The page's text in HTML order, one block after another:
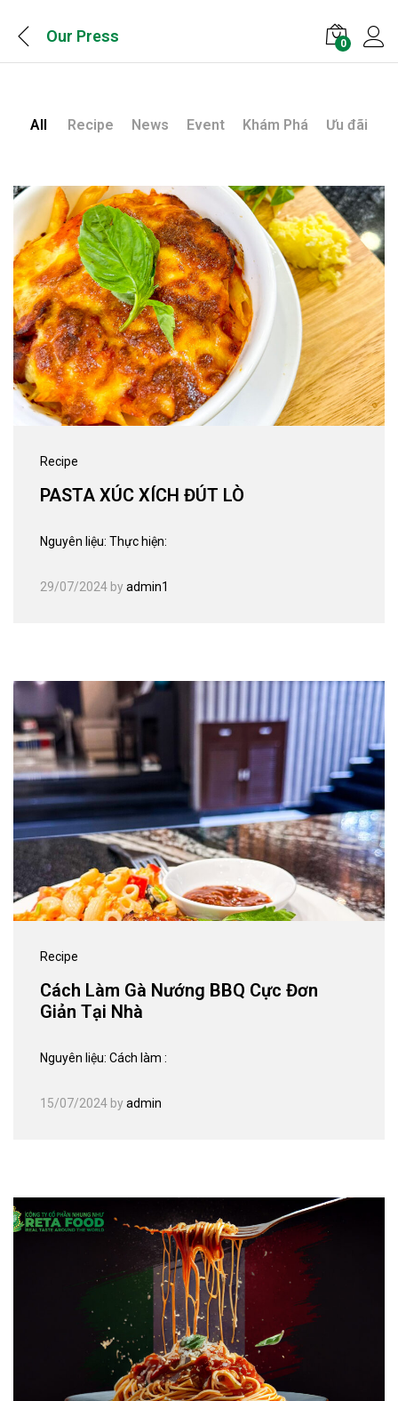
Our Press 0
All Recipe News Event Khám Phá Ưu đãi
Recipe
PASTA XÚC XÍCH ĐÚT LÒ
Nguyên liệu: Thực hiện:
29/07/2024 byadmin1
Recipe
Cách Làm Gà Nướng BBQ Cực Đơn
Giản Tại Nhà
Nguyên liệu: Cách làm :
15/07/2024 byadmin